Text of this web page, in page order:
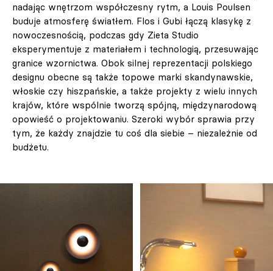
nadając wnętrzom współczesny rytm, a Louis Poulsen
buduje atmosferę światłem. Flos i Gubi łączą klasykę z
nowoczesnością, podczas gdy Zieta Studio
eksperymentuje z materiałem i technologią, przesuwając
granice wzornictwa. Obok silnej reprezentacji polskiego
designu obecne są także topowe marki skandynawskie,
włoskie czy hiszpańskie, a także projekty z wielu innych
krajów, które wspólnie tworzą spójną, międzynarodową
opowieść o projektowaniu. Szeroki wybór sprawia przy
tym, że każdy znajdzie tu coś dla siebie – niezależnie od
budżetu.